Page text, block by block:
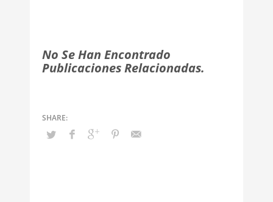
No Se Han Encontrado
Publicaciones Relacionadas.